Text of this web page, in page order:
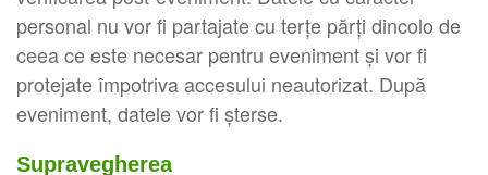
personal nu vor fi partajate cu terțe părți dincolo de
ceea ce este necesar pentru eveniment și vor fi
protejate împotriva accesului neautorizat. După
eveniment, datele vor fi șterse.
Supravegherea